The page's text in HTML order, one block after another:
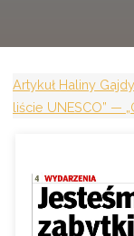
Artykuł Haliny
liście UNESCO” —